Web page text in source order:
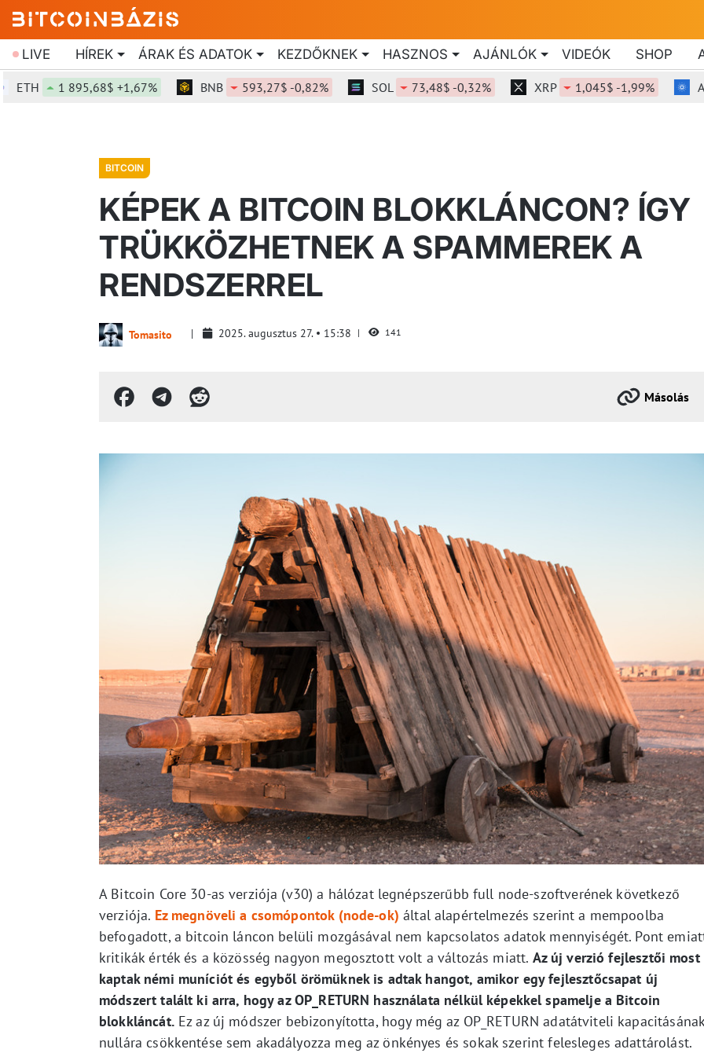
LIVE HÍREK ÁRAK ÉS ADATOK KEZDŐKNEK HASZNOS AJÁNLÓK VIDEÓK SHOP
1 895,68$ +1,67% BNB 593,27$ -0,82% SOL 73,48$ -0,32% XRP 1,045$ -1,99% ADA
BITCOIN
KÉPEK A BITCOIN BLOKKLÁNCON? ÍGY
TRÜKKÖZHETNEK A SPAMMEREK A
RENDSZERREL
Tomasito 2025. augusztus 27. 15:38 141
Másolás
A Bitcoin Core 30-as verziója (v30) a hálózat legnépszerűbb full node-szoftverének következő
verziója. Ez megnöveli a csomópontok (node-ok) által alapértelmezés szerint a mempoolba
befogadott, a bitcoin láncon belüli mozgásával nem kapcsolatos adatok mennyiségét. Pont
kritikák érték és a közösség nagyon megosztott volt a változás miatt. Az új verzió fejlesztői most
kaptak némi muníciót és egyből örömüknek is adtak hangot, amikor egy fejlesztőcsapat új
módszert talált ki arra, hogy az OP_RETURN használata nélkül képekkel spamelje a Bitcoin
blokkláncát.Ez az új módszer bebizonyította, hogy még az OP_RETURN adatátviteli
nullára csökkentése sem akadályozza meg az önkényes és sokak szerint felesleges adattárolást.